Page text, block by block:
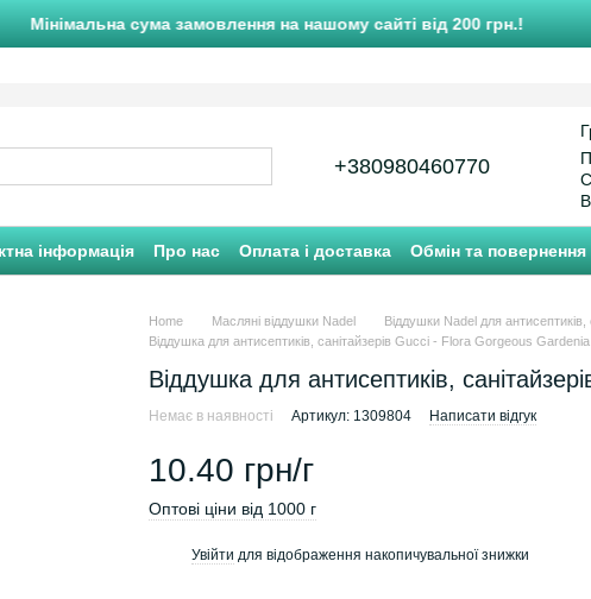
Мінімальна сума замовлення на нашому сайті від 200 грн.!
+380980460770
інформація Про нас Оплата і доставка Обмін та повернення
Home Масляні віддушки Nadel
Віддушки Nadel для антисептиків,
Віддушка для антисептиків, санітайзерів Gucci - Flora Gorgeous Gardenia
Віддушка для антисептиків,
Немає в наявності Артикул: 1309804 Написати відгук
10.40 грн/г
Оптові ціни від 1000 г
Увійти для відображення накопичувальної знижки